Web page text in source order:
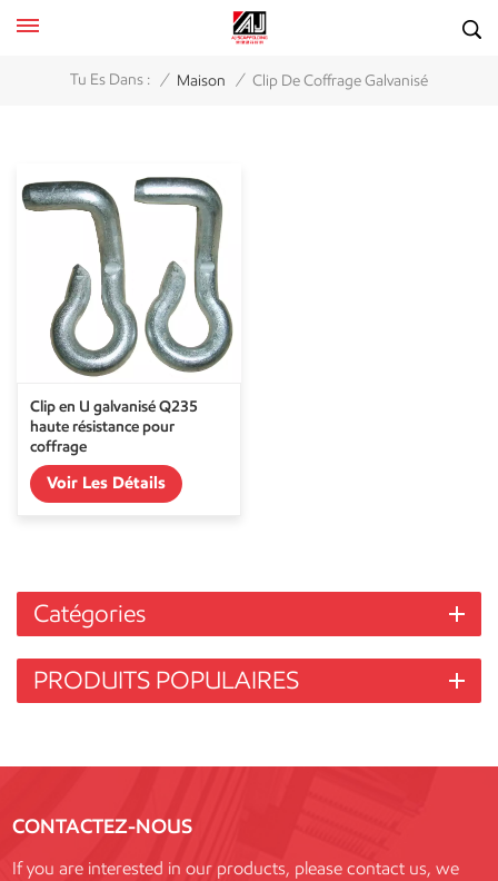
Tu Es Dans : / Maison / Clip De Coffrage Galvanisé
Clip en U galvanisé Q235
haute résistance pour
coffrage
Voir Les Détails
Catégories
PRODUITS POPULAIRES
CONTACTEZ-NOUS
If you are interested in our products, please contact us, we